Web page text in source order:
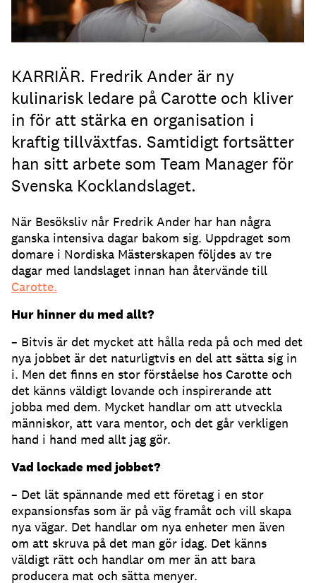
KARRIÄR. Fredrik Ander är ny
kulinarisk ledare på Carotte och kliver
in för att stärka en organisation i
kraftig tillväxtfas. Samtidigt fortsätter
han sitt arbete som Team Manager för
Svenska Kocklandslaget.
När Besöksliv når Fredrik Ander har han några
ganska intensiva dagar bakom sig. Uppdraget som
domare i Nordiska Mästerskapen följdes av tre
dagar med landslaget innan han återvände till
Carotte.
Hur hinner du med allt?
– Bitvis är det mycket att hålla reda på och med det
nya jobbet är det naturligtvis en del att sätta sig in
i. Men det finns en stor förståelse hos Carotte och
det känns väldigt lovande och inspirerande att
jobba med dem. Mycket handlar om att utveckla
människor, att vara mentor, och det går verkligen
hand i hand med allt jag gör.
Vad lockade med jobbet?
– Det lät spännande med ett företag i en stor
expansionsfas som är på väg framåt och vill skapa
nya vägar. Det handlar om nya enheter men även
om att skruva på det man gör idag. Det känns
väldigt rätt och handlar om mer än att bara
producera mat och sätta menyer.